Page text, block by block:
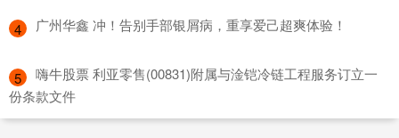
4 ​广州华鑫 冲！告别手部银屑病，重享爱己超爽体验！
5
​嗨牛股票 利亚零售(00831)附属与淦铠冷链工程服务订立一
份条款文件